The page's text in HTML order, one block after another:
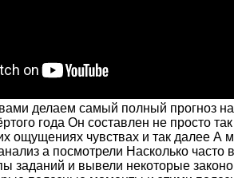
делаем самый полный прогноз
года Он составлен не просто
ощущениях чувствах и так далее А
а посмотрели Насколько часто
заданий и вывели некоторые